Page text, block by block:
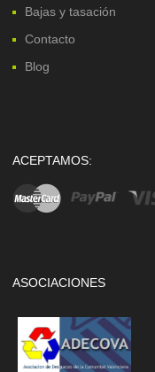
Bajas y tasación
Contacto
Blog
ACEPTAMOS:
ASOCIACIONES